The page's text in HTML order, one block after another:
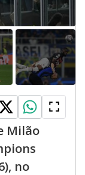
Milão
no